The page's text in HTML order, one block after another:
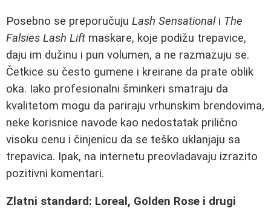
Posebno se preporučuju Lash Sensationali The
Falsies Lash Lift maskare, koje podižu trepavice,
daju im dužinu i pun volumen, a ne razmazuju se.
Četkice su često gumene i kreirane da prate oblik
oka. Iako profesionalni šminkeri smatraju da
kvalitetom mogu da pariraju vrhunskim brendovima,
neke korisnice navode kao nedostatak prilično
visoku cenu i činjenicu da se teško uklanjaju sa
trepavica. Ipak, na internetu preovladavaju izrazito
pozitivni komentari.
Zlatni standard: Loreal, Golden Rose i drugi